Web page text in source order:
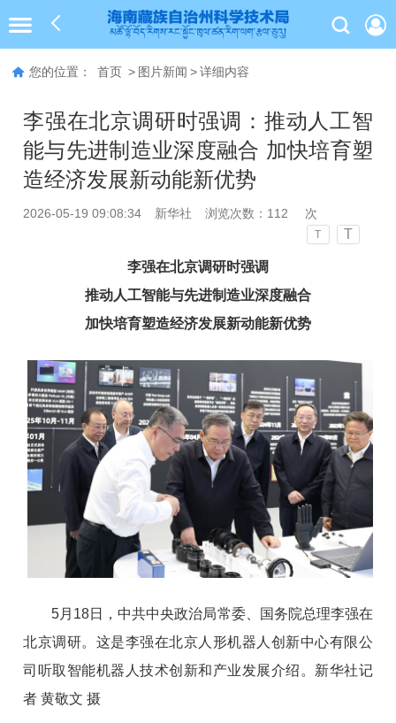
您的位置： 首页 > 图片新闻 > 详细内容
李强在北京调研时强调：推动人工智
能与先进制造业深度融合 加快培育塑
造经济发展新动能新优势
2026-05-19 09:08:34 新华社 浏览次数： 112 次
T T
李强在北京调研时强调
推动人工智能与先进制造业深度融合
加快培育塑造经济发展新动能新优势
5月18日，中共中央政治局常委、国务院总理李强在
北京调研。这是李强在北京人形机器人创新中心有限公
司听取智能机器人技术创新和产业发展介绍。新华社记
者 黄敬文 摄